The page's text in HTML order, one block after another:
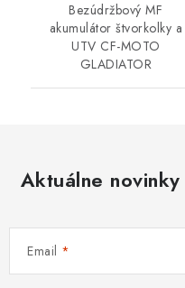
Bezúdržbový MF
akumulátor štvorkolky a
UTV CF-MOTO
GLADIATOR
Aktuálne
Email